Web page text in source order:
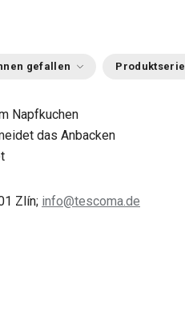
gefallen Produktserie
Napfkuchen
das Anbacken
Zlín; info@tescoma.de